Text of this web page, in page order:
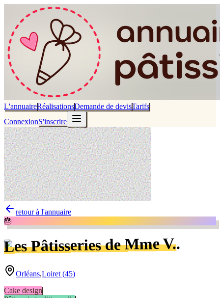
L'annuaireRéalisationsDemande de devisTarifs
ConnexionS'inscrire
retour à l'annuaire
🎂
Les Pâtisseries de Mme V..
Orléans,Loiret (45)
Cake design